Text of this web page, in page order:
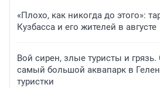
«Плохо, как никогда до этого»:
Кузбасса и его жителей в августе
Вой сирен, злые туристы и грязь.
самый большой аквапарк в
туристки